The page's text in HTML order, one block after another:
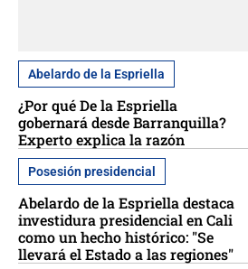
Abelardo de la Espriella
¿Por qué De la Espriella
gobernará desde Barranquilla?
Experto explica la razón
Posesión presidencial
Abelardo de la Espriella destaca
investidura presidencial en Cali
como un hecho histórico: "Se
llevará el Estado a las regiones"